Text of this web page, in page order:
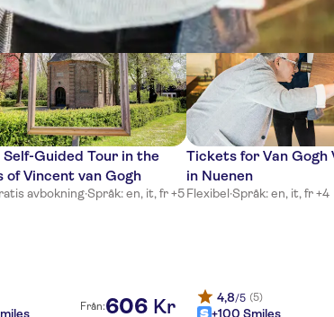
Self-Guided Tour in the
of Vincent van Gogh
avbokning·Språk: en, it, fr +5
Från:606 Kr
Tickets for Van Gogh
in Nuenen
Flexibel·Språk: en, it, fr +4
4,8/5 (5)
+100 Smiles